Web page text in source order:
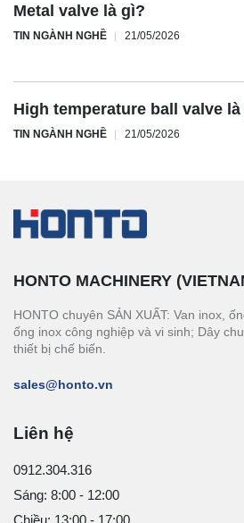
Metal valve là gì?
TIN NGÀNH NGHỀ 21/05/2026
High temperature ball valve là
TIN NGÀNH NGHỀ 21/05/2026
HONTO MACHINERY
HONTO chuyên SẢN XUẤT: Van inox,
ống inox công nghiệp và vi sinh; Dây
thiết bị chế biến.
sales@honto.vn
Liên hệ
0912.304.316
Sáng: 8:00 - 12:00
Chiều: 13:00 - 17:00